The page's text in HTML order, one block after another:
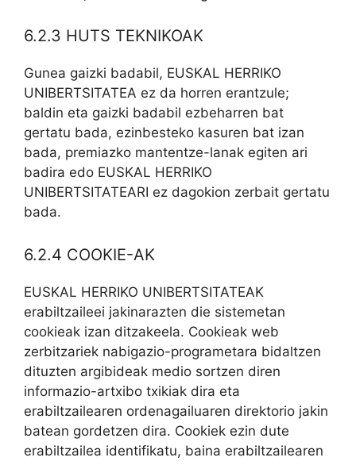
6.2.3 HUTS TEKNIKOAK
Gunea gaizki badabil, EUSKAL HERRIKO
UNIBERTSITATEA ez da horren erantzule;
baldin eta gaizki badabil ezbeharren bat
gertatu bada, ezinbesteko kasuren bat izan
bada, premiazko mantentze-lanak egiten ari
badira edo EUSKAL HERRIKO
UNIBERTSITATEARI ez dagokion zerbait gertatu
bada.
6.2.4 COOKIE-AK
EUSKAL HERRIKO UNIBERTSITATEAK
erabiltzaileei jakinarazten die sistemetan
cookieak izan ditzakeela. Cookieak web
zerbitzariek nabigazio-programetara bidaltzen
dituzten argibideak medio sortzen diren
informazio-artxibo txikiak dira eta
erabiltzailearen ordenagailuaren direktorio jakin
batean gordetzen dira. Cookiek ezin dute
erabiltzailea identifikatu, baina erabiltzailearen